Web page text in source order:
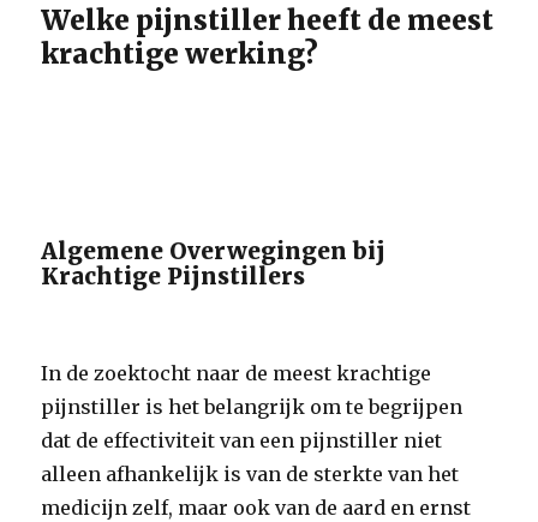
Welke pijnstiller heeft de meest
krachtige werking?
Algemene Overwegingen bij
Krachtige Pijnstillers
In de zoektocht naar de meest krachtige
pijnstiller is het belangrijk om te begrijpen
dat de effectiviteit van een pijnstiller niet
alleen afhankelijk is van de sterkte van het
medicijn zelf, maar ook van de aard en ernst